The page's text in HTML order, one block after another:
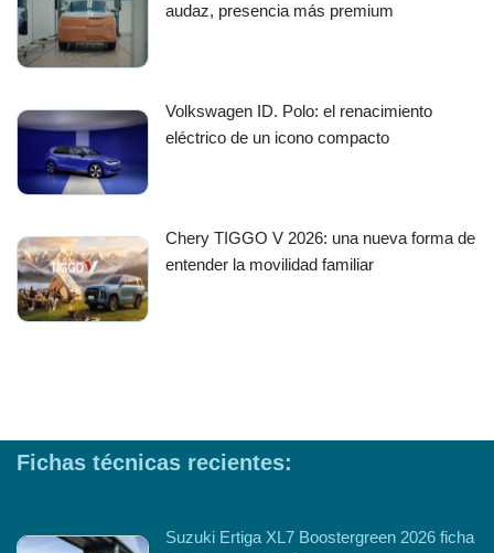
audaz, presencia más premium
Volkswagen ID. Polo: el renacimiento
eléctrico de un icono compacto
Chery TIGGO V 2026: una nueva forma de
entender la movilidad familiar
Fichas técnicas recientes:
Suzuki Ertiga XL7 Boostergreen 2026 ficha